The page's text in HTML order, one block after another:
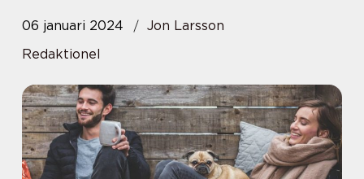
06 januari 2024
Jon Larsson
Redaktionel